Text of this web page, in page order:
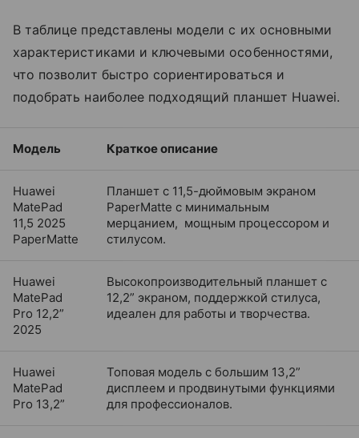
В таблице представлены модели с их основными
характеристиками и ключевыми особенностями,
что позволит быстро сориентироваться и
подобрать наиболее подходящий планшет Huawei.
Модель Краткое описание
Huawei
MatePad
11,5 2025
PaperMatte
Планшет с 11,5-дюймовым экраном
PaperMatte с минимальным
мерцанием, мощным процессором и
стилусом.
Huawei
MatePad
Pro 12,2”
2025
Высокопроизводительный планшет с
12,2” экраном, поддержкой стилуса,
идеален для работы и творчества.
Huawei
MatePad
Pro 13,2”
Топовая модель с большим 13,2”
дисплеем и продвинутыми функциями
для профессионалов.